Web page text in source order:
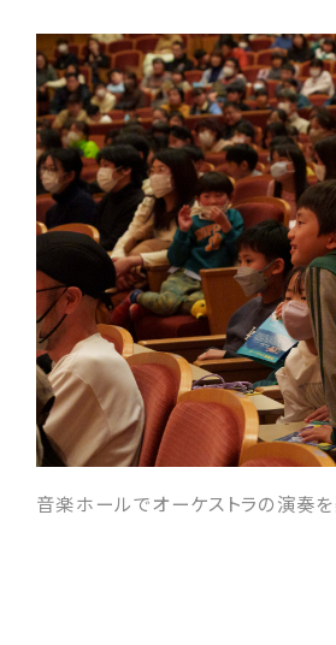
音楽ホールでオーケストラの演奏